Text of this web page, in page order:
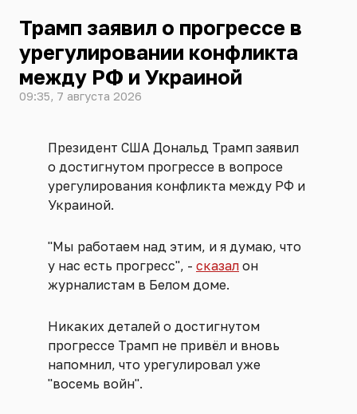
Трамп заявил о прогрессе в
урегулировании конфликта
между РФ и Украиной
09:35, 7 августа 2026
Президент США Дональд Трамп заявил
о достигнутом прогрессе в вопросе
урегулирования конфликта между РФ и
Украиной.
"Мы работаем над этим, и я думаю, что
у нас есть прогресс", - сказал он
журналистам в Белом доме.
Никаких деталей о достигнутом
прогрессе Трамп не привёл и вновь
напомнил, что урегулировал уже
"восемь войн".